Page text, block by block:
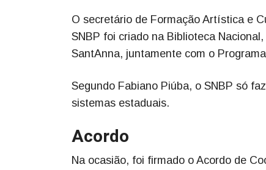
O secretário de Formação Artística e
SNBP foi criado na Biblioteca
SantAnna, juntamente com o
Segundo Fabiano Piúba, o SNBP só
sistemas estaduais.
Acordo
Na ocasião, foi firmado o Acordo de